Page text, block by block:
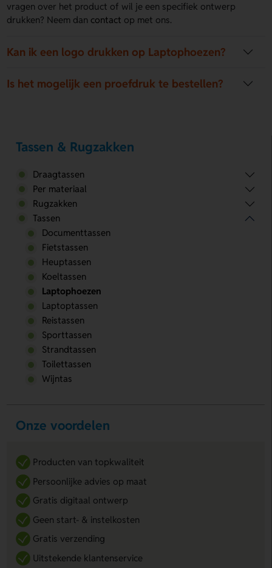
vragen over het product of wil je een specifiek ontwerp
drukken? Neem dan contact op met ons.
Kan ik een logo drukken op Laptophoezen?
Is het mogelijk een proefdruk te bestellen?
Tassen & Rugzakken
Draagtassen
Per materiaal
Rugzakken
Tassen
Documenttassen
Fietstassen
Heuptassen
Koeltassen
Laptophoezen
Laptoptassen
Reistassen
Sporttassen
Strandtassen
Toilettassen
Wijntas
Onze voordelen
Producten van topkwaliteit
Persoonlijke advies op maat
Gratis digitaal ontwerp
Geen start- & instelkosten
Gratis verzending
Uitstekende klantenservice